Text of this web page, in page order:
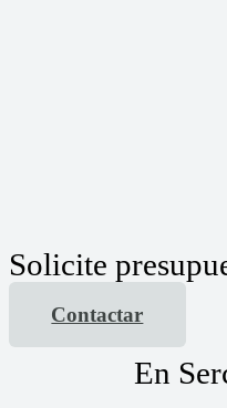
Solicite
Contactar
En